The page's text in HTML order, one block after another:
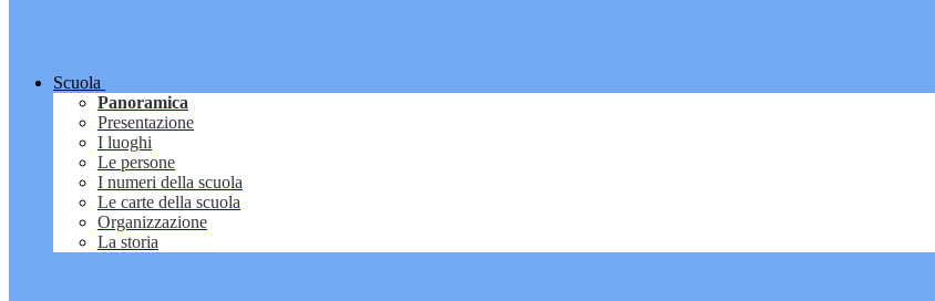
Scuola
Panoramica
Presentazione
I luoghi
Le persone
I numeri della scuola
Le carte della scuola
Organizzazione
La storia